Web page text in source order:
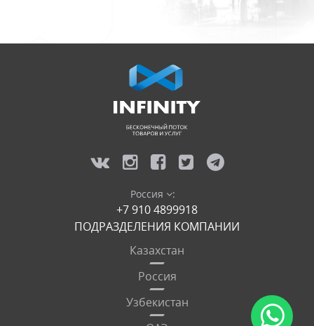
Россия :
+7 910 4899918
ПОДРАЗДЕЛЕНИЯ КОМПАНИИ
Казахстан
Россия
Узбекистан